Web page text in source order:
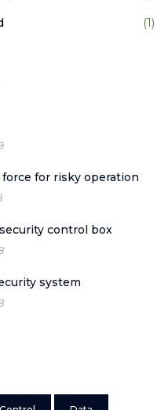
(1)
for risky operation
control box
system